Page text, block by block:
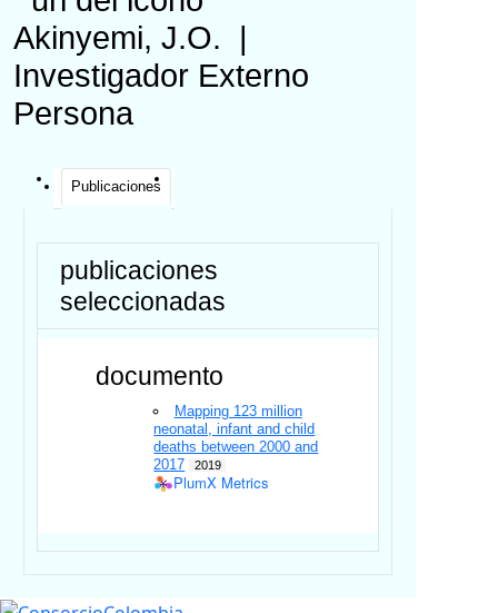
Akinyemi, J.O.
Investigador Externo
Persona
Publicaciones
publicaciones
seleccionadas
documento
Mapping 123 million
neonatal, infant and child
deaths between 2000 and
2017
2019
PlumX Metrics